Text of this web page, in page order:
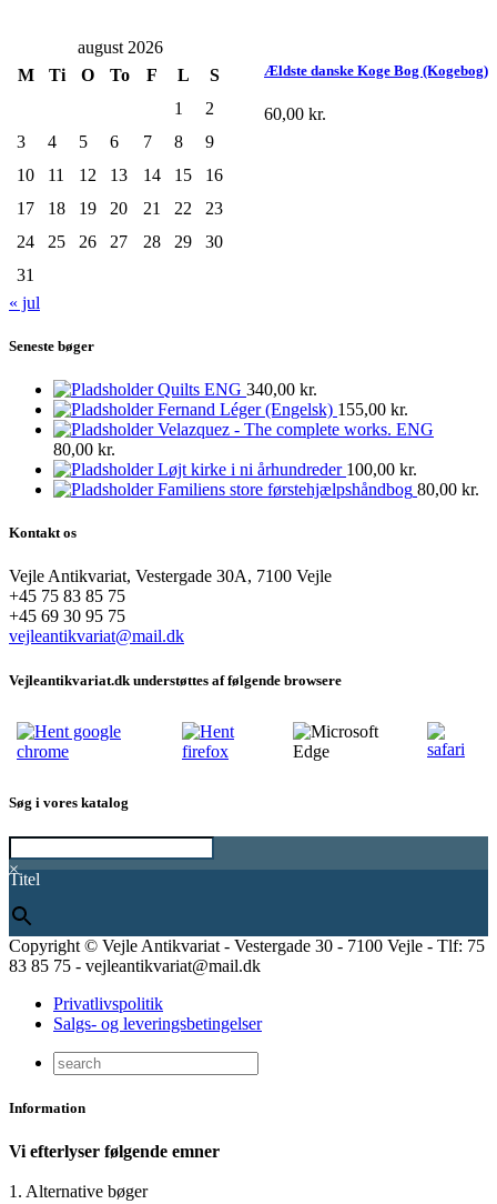
Ældste danske Koge Bog (Kogebog)
60,00 kr.
august 2026
M
Ti O To F L
S
1
2
3
4 5 6 7 8
9
10
11 12 13 14 15
16
17
18 19 20 21 22
23
24
25 26 27 28 29
30
31
« jul
Seneste bøger
Quilts ENG 340,00 kr.
Fernand Léger (Engelsk) 155,00 kr.
Velazquez - The complete works. ENG
80,00 kr.
Løjt kirke i ni århundreder 100,00 kr.
Familiens store førstehjælpshåndbog 80,00 kr.
Kontakt os
Vejle Antikvariat, Vestergade 30A, 7100 Vejle
+45 75 83 85 75
+45 69 30 95 75
vejleantikvariat@mail.dk
Vejleantikvariat.dk understøttes af følgende browsere
Søg i vores katalog
×
Titel
Copyright © Vejle Antikvariat - Vestergade 30 - 7100 Vejle - Tlf: 75
83 85 75 - vejleantikvariat@mail.dk
Privatlivspolitik
Salgs- og leveringsbetingelser
Information
Vi efterlyser følgende emner
1. Alternative bøger